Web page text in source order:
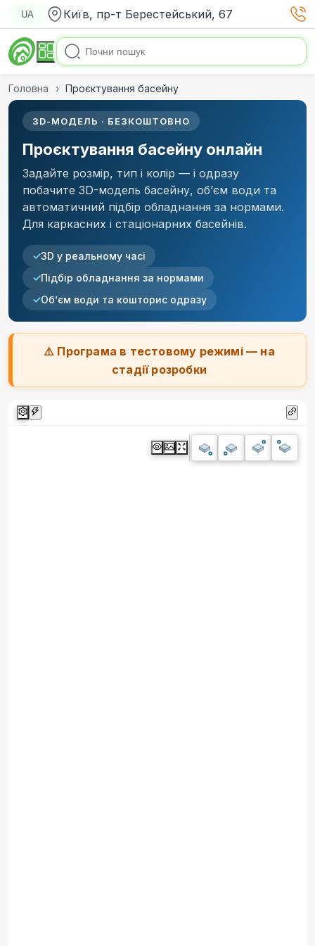
UA Київ, пр-т Берестейський, 67
Головна Проєктування басейну
3D-МОДЕЛЬ · БЕЗКОШТОВНО
Проєктування басейну онлайн
Задайте розмір, тип і колір — і одразу
побачите 3D-модель басейну, обʼєм води та
автоматичний підбір обладнання за нормами.
Для каркасних і стаціонарних басейнів.
3D у реальному часі
Підбір обладнання за нормами
Обʼєм води та кошторис одразу
⚠️ Програма в тестовому режимі — на
стадії розробки